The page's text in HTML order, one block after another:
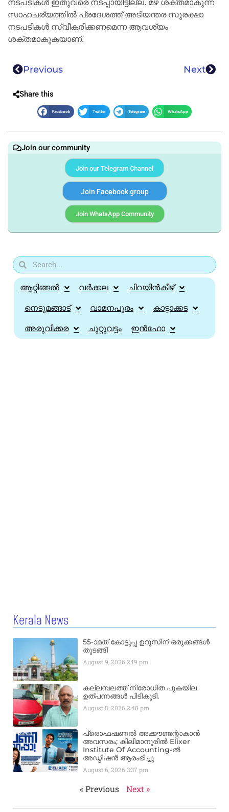
സാഹചര്യത്തിൽ പ്രദേശത്ത് അടിയന്തര സുരക്ഷാ
നടപടികൾ സ്വീകരിക്കണമെന്ന ആവശ്യം
ശക്തമാകുകയാണ്.
Previous Next
Share this
Facebook Twitter Telegram WhatsApp
Join our community
Join our Telegram Channel
Join Facebook group
Join WhatsApp Community
ആറ്റിങ്ങൽ വർക്കല ചിറയിൻകീഴ്
നെടുമങ്ങാട് വാമനപുരം കാട്ടാക്കട
അരുവിക്കര ചുറ്റുവട്ടം ഇൻഫോ
Kerala News
55-ാമത് കോട്ടുപ്പ ഉറൂസിന് ഒരുക്കങ്ങൾ
തുടങ്ങി
August 9, 20262:19 pm
കല്ലമ്പലത്ത് നിരോധിത പുകയില
ഉത്പന്നങ്ങൾ പിടികൂടി.
August 8, 20262:48 pm
പ്രൊഫഷണൽ അക്കൗണ്ടന്റാകാൻ
അവസരം; കിലിമാനൂരിൽ Elixer
Institute Of Accounting-ൽ
അഡ്മിഷൻ ആരംഭിച്ചു
August 6, 20263:37 pm
« Previous Next »